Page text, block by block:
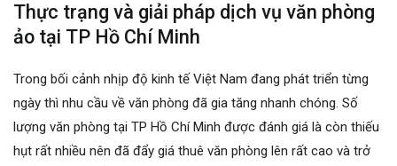
Thực trạng và giải pháp dịch vụ văn phòng
ảo tại TP Hồ Chí Minh
Trong bối cảnh nhịp độ kinh tế Việt Nam đang phát triển từng
ngày thì nhu cầu về văn phòng đã gia tăng nhanh chóng. Số
lượng văn phòng tại TP Hồ Chí Minh được đánh giá là còn thiếu
hụt rất nhiều nên đã đẩy giá thuê văn phòng lên rất cao và trở